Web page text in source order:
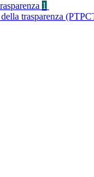
1
trasparenza